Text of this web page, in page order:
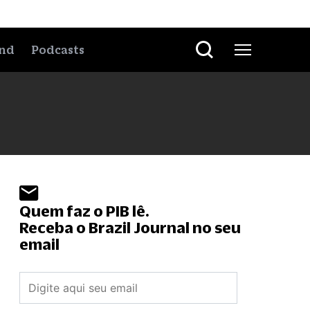
Podcasts
Quem faz o PIB lê.
Receba o Brazil Journal no seu
email